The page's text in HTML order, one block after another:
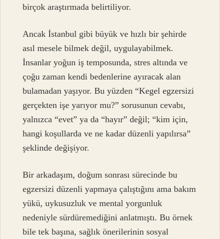
birçok araştırmada belirtiliyor.
Ancak İstanbul gibi büyük ve hızlı bir şehirde
asıl mesele bilmek değil, uygulayabilmek.
İnsanlar yoğun iş temposunda, stres altında ve
çoğu zaman kendi bedenlerine ayıracak alan
bulamadan yaşıyor. Bu yüzden “Kegel egzersizi
gerçekten işe yarıyor mu?” sorusunun cevabı,
yalnızca “evet” ya da “hayır” değil; “kim için,
hangi koşullarda ve ne kadar düzenli yapılırsa”
şeklinde değişiyor.
Bir arkadaşım, doğum sonrası sürecinde bu
egzersizi düzenli yapmaya çalıştığını ama bakım
yükü, uykusuzluk ve mental yorgunluk
nedeniyle sürdüremediğini anlatmıştı. Bu örnek
bile tek başına, sağlık önerilerinin sosyal